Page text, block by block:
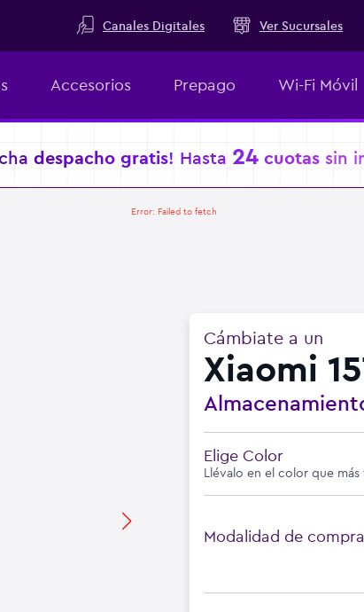
Canales Digitales Ver Sucursales
Accesorios Prepago Wi-Fi Móvil
despacho gratis! Hasta 24 cuotas sin
Error: Failed to fetch
Cámbiate a un
Xiaomi
Elige Color
Llévalo en el color que
Modalidad de compra